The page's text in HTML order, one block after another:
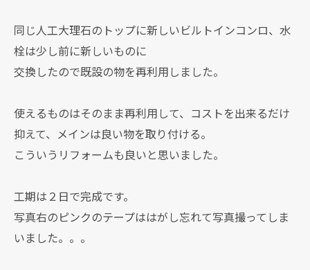
同じ人工大理石のトップに新しいビルトインコンロ、水
栓は少し前に新しいものに
交換したので既設の物を再利用しました。
使えるものはそのまま再利用して、コストを出来るだけ
抑えて、メインは良い物を取り付ける。
こういうリフォームも良いと思いました。
工期は２日で完成です。
写真右のピンクのテープははがし忘れて写真撮ってしま
いました。。。